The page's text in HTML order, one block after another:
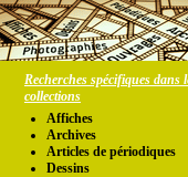
Recherches spécifiques dans
collections
Affiches
Archives
Articles de périodiques
Dessins